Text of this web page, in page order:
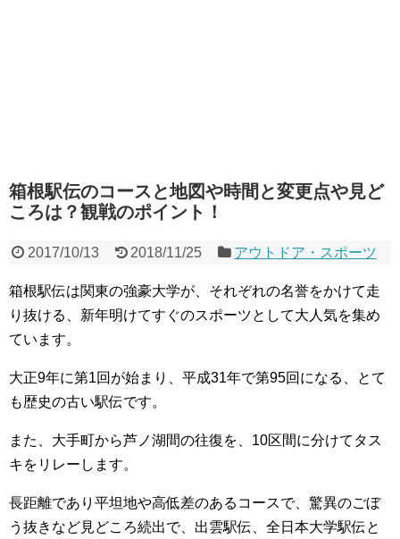
箱根駅伝のコースと地図や時間と変更点や見ど
ころは？観戦のポイント！
2017/10/13 2018/11/25 アウトドア・スポーツ
箱根駅伝は関東の強豪大学が、それぞれの名誉をかけて走
り抜ける、新年明けてすぐのスポーツとして大人気を集め
ています。
大正9年に第1回が始まり、平成31年で第95回になる、とて
も歴史の古い駅伝です。
また、大手町から芦ノ湖間の往復を、10区間に分けてタス
キをリレーします。
長距離であり平坦地や高低差のあるコースで、驚異のごぼ
う抜きなど見どころ続出で、出雲駅伝、全日本大学駅伝と